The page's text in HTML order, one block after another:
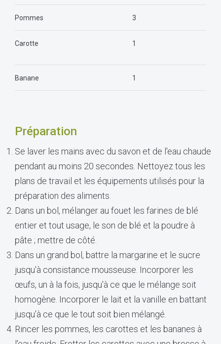
Pommes 3
Carotte 1
Banane 1
Préparation
Se laver les mains avec du savon et de l'eau chaude
pendant au moins 20 secondes. Nettoyez tous les
plans de travail et les équipements utilisés pour la
préparation des aliments.
Dans un bol, mélanger au fouet les farines de blé
entier et tout usage, le son de blé et la poudre à
pâte ; mettre de côté.
Dans un grand bol, battre la margarine et le sucre
jusqu'à consistance mousseuse. Incorporer les
œufs, un à la fois, jusqu'à ce que le mélange soit
homogène. Incorporer le lait et la vanille en battant
jusqu'à ce que le tout soit bien mélangé.
Rincer les pommes, les carottes et les bananes à